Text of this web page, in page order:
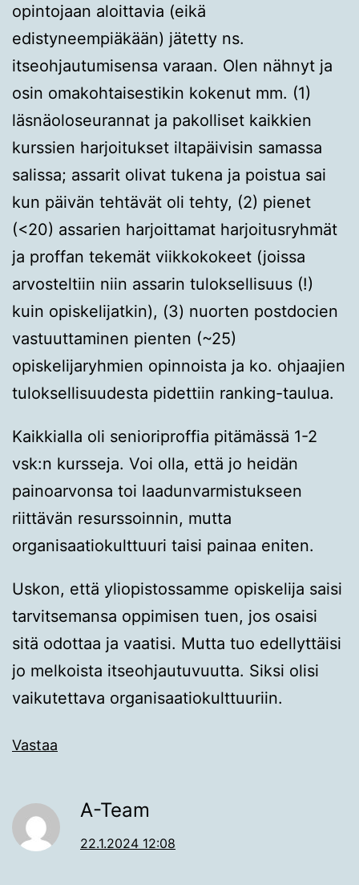
opintojaan aloittavia (eikä
edistyneempiäkään) jätetty ns.
itseohjautumisensa varaan. Olen nähnyt ja
osin omakohtaisestikin kokenut mm. (1)
läsnäoloseurannat ja pakolliset kaikkien
kurssien harjoitukset iltapäivisin samassa
salissa; assarit olivat tukena ja poistua sai
kun päivän tehtävät oli tehty, (2) pienet
(<20) assarien harjoittamat harjoitusryhmät
ja proffan tekemät viikkokokeet (joissa
arvosteltiin niin assarin tuloksellisuus (!)
kuin opiskelijatkin), (3) nuorten postdocien
vastuuttaminen pienten (~25)
opiskelijaryhmien opinnoista ja ko. ohjaajien
tuloksellisuudesta pidettiin ranking-taulua.
Kaikkialla oli senioriproffia pitämässä 1-2
vsk:n kursseja. Voi olla, että jo heidän
painoarvonsa toi laadunvarmistukseen
riittävän resurssoinnin, mutta
organisaatiokulttuuri taisi painaa eniten.
Uskon, että yliopistossamme opiskelija saisi
tarvitsemansa oppimisen tuen, jos osaisi
sitä odottaa ja vaatisi. Mutta tuo edellyttäisi
jo melkoista itseohjautuvuutta. Siksi olisi
vaikutettava organisaatiokulttuuriin.
Vastaa
A-Team
22.1.2024 12:08